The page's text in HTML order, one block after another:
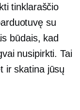
tinklaraščio
su
būdais, kad
nusipirkti. Tai
ir skatina jūsų